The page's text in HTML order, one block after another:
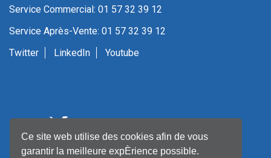
Ce site web utilise des cookies afin de vous
garantir la meilleure expÈrience possible.
Service Commercial: 01 57 32 39 12
Service Après-Vente: 01 57 32 39 12
Twitter
LinkedIn Youtube